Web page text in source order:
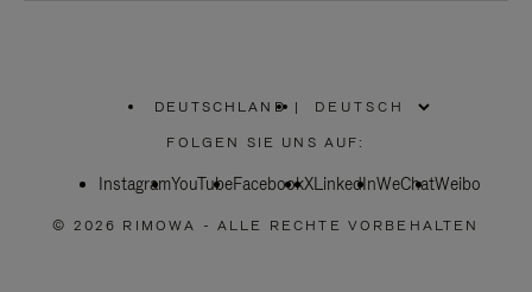
DEUTSCHLAND
WÄHLEN
SIE
REGION
|
FOLGEN SIE UNS AUF:
InstagramYouTubeFacebookXLinkedInWeChatWeibo
© 2026 RIMOWA - ALLE RECHTE VORBEHALTEN